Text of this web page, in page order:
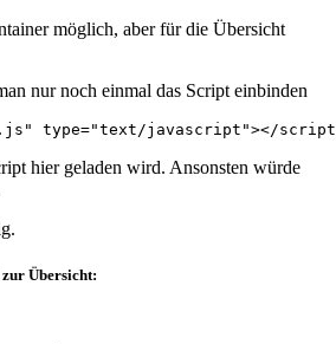
möglich, aber für die Übersicht
nur noch einmal das Script einbinden
type="text/javascript"></
hier geladen wird. Ansonsten würde
Übersicht: